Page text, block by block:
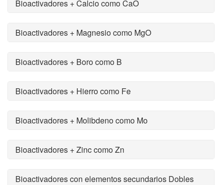
Bioactivadores + Calcio como CaO
Bioactivadores + Magnesio como MgO
Bioactivadores + Boro como B
Bioactivadores + Hierro como Fe
Bioactivadores + Molibdeno como Mo
Bioactivadores + Zinc como Zn
Bioactivadores con elementos secundarios Dobles